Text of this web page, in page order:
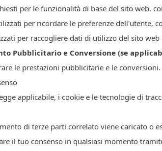
per le funzionalità di base del sito web,
per ricordare le preferenze dell'utente,
per raccogliere dati di utilizzo del sito
Pubblicitario e Conversione (se
le prestazioni pubblicitarie e le conversioni.
applicabile, i cookie e le tecnologie di
di terze parti correlato viene caricato o
il tuo consenso in qualsiasi momento